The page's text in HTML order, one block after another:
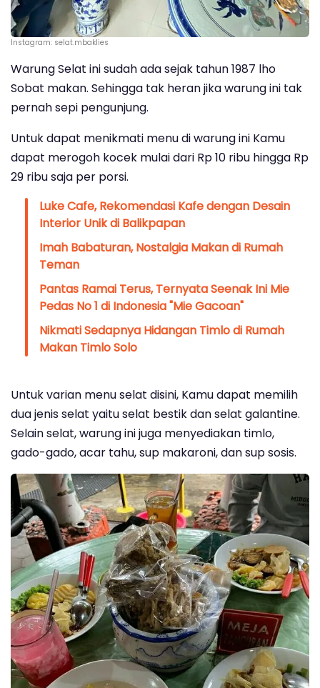
Instagram: selat.mbaklies
Warung Selat ini sudah ada sejak tahun 1987 lho
Sobat makan. Sehingga tak heran jika warung ini tak
pernah sepi pengunjung.
Untuk dapat menikmati menu di warung ini Kamu
dapat merogoh kocek mulai dari Rp 10 ribu hingga Rp
29 ribu saja per porsi.
Luke Cafe, Rekomendasi Kafe dengan Desain
Interior Unik di Balikpapan
Imah Babaturan, Nostalgia Makan di Rumah
Teman
Pantas Ramai Terus, Ternyata Seenak Ini Mie
Pedas No 1 di Indonesia "Mie Gacoan"
Nikmati Sedapnya Hidangan Timlo di Rumah
Makan Timlo Solo
Untuk varian menu selat disini, Kamu dapat memilih
dua jenis selat yaitu selat bestik dan selat galantine.
Selain selat, warung ini juga menyediakan timlo,
gado-gado, acar tahu, sup makaroni, dan sup sosis.